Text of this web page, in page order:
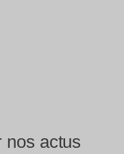
nos actus